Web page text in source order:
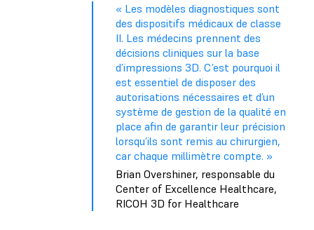
« Les modèles diagnostiques sont
des dispositifs médicaux de classe
II. Les médecins prennent des
décisions cliniques sur la base
d’impressions 3D. C’est pourquoi il
est essentiel de disposer des
autorisations nécessaires et d’un
système de gestion de la qualité en
place afin de garantir leur précision
lorsqu’ils sont remis au chirurgien,
car chaque millimètre compte. »
Brian Overshiner, responsable du
Center of Excellence Healthcare,
RICOH 3D for Healthcare